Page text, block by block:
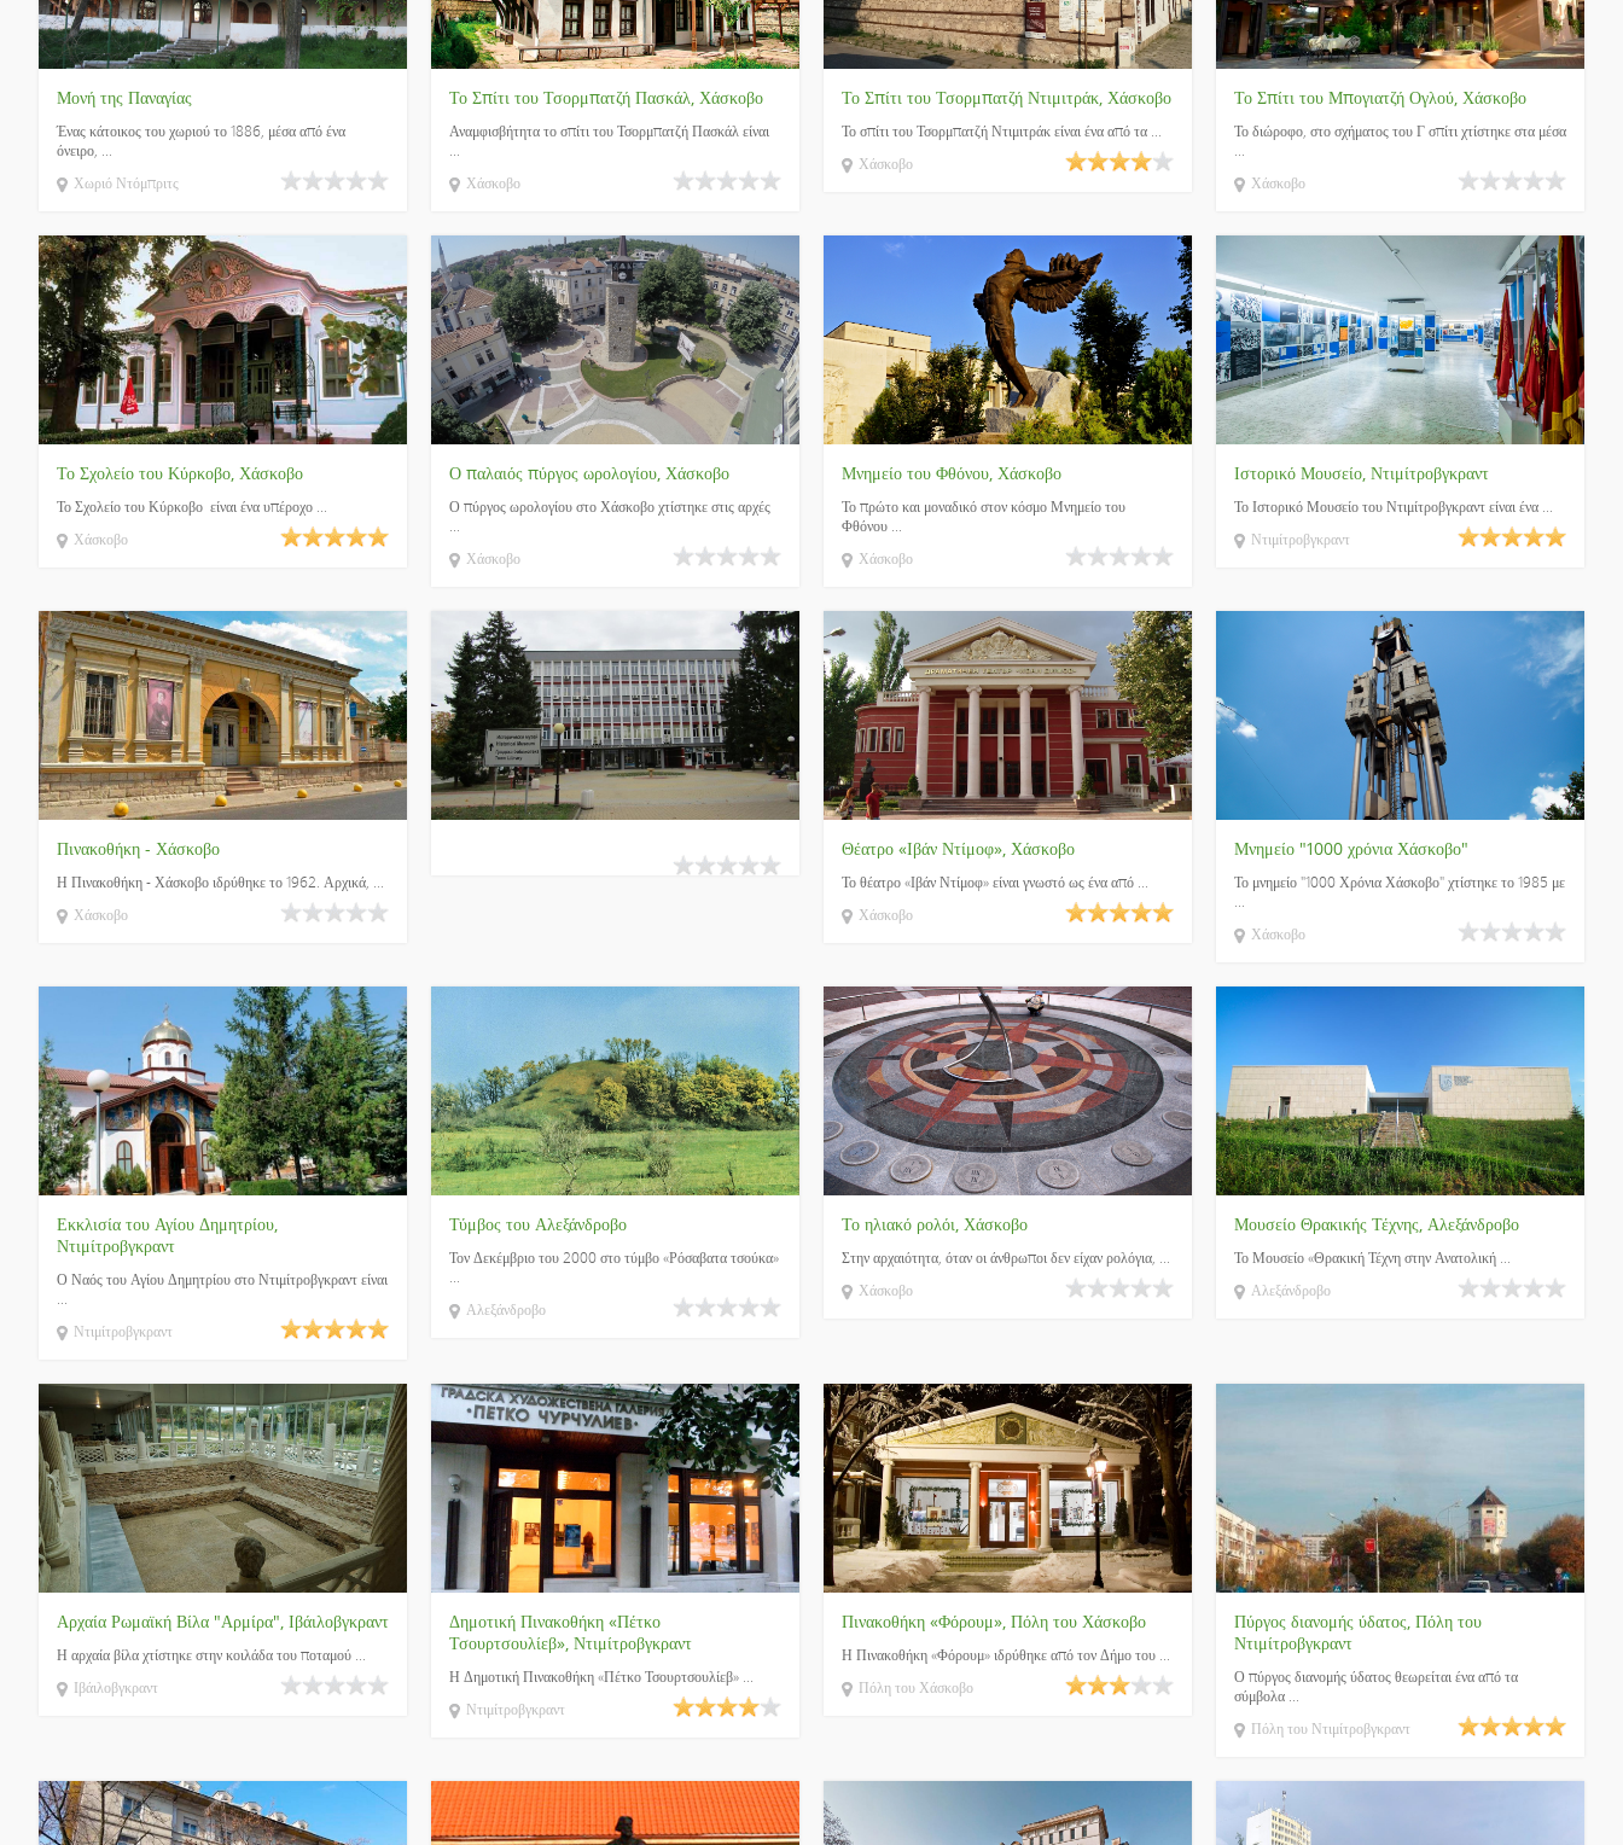
Μονή της Παναγίας
Ένας κάτοικος του χωριού το 1886, μέσα από ένα
όνειρο, ...
Χωριό Ντόμπριτς
Το Σπίτι του Τσορμπατζή Πασκάλ, Χάσκοβο
Αναμφισβήτητα το σπίτι του Τσορμπατζή Πασκάλ είναι
...
Χάσκοβο
Το Σπίτι του Τσορμπατζή Ντιμιτράκ, Χάσκοβο
Το σπίτι του Τσορμπατζή Ντιμιτράκ είναι ένα από τα ...
Χάσκοβο
Το Σπίτι του Μπογιατζή Ογλού, Χάσκοβο
Το διώροφο, στο σχήματος του Γ σπίτι χτίστηκε στα μέσα
...
Χάσκοβο
Το Σχολείο του Κύρκοβο, Χάσκοβο
Το Σχολείο του Κύρκοβο είναι ένα υπέροχο ...
Χάσκοβο
Ο παλαιός πύργος ωρολογίου, Χάσκοβο
Ο πύργος ωρολογίου στο Χάσκοβο χτίστηκε στις αρχές
...
Χάσκοβο
Μνημείο του Φθόνου, Χάσκοβο
Το πρώτο και μοναδικό στον κόσμο Μνημείο του
Φθόνου ...
Χάσκοβο
Ιστορικό Μουσείο, Ντιμίτροβγκραντ
Το Ιστορικό Μουσείο του Ντιμίτροβγκραντ είναι ένα ...
Ντιμίτροβγκραντ
Πινακοθήκη - Χάσκοβο
Η Πινακοθήκη - Χάσκοβο ιδρύθηκε το 1962. Αρχικά, ...
Χάσκοβο
Θέατρο «Ιβάν Ντίμοφ», Χάσκοβο
Το θέατρο «Ιβάν Ντίμοφ» είναι γνωστό ως ένα από ...
Χάσκοβο
Μνημείο "1000 χρόνια Χάσκοβο"
Το μνημείο "1000 Χρόνια Χάσκοβο" χτίστηκε το 1985 με
...
Χάσκοβο
Εκκλισία του Αγίου Δημητρίου,
Ντιμίτροβγκραντ
Ο Ναός του Αγίου Δημητρίου στο Ντιμίτροβγκραντ είναι
...
Ντιμίτροβγκραντ
Τύμβος του Αλεξάνδροβο
Τον Δεκέμβριο του 2000 στο τύμβο «Ρόσαβατα τσούκα»
...
Αλεξάνδροβο
Το ηλιακό ρολόι, Χάσκοβο
Στην αρχαιότητα, όταν οι άνθρωποι δεν είχαν ρολόγια, ...
Χάσκοβο
Μουσείο Θρακικής Τέχνης, Αλεξάνδροβο
Το Μουσείο «Θρακική Τέχνη στην Ανατολική ...
Αλεξάνδροβο
Αρχαία Ρωμαϊκή Βίλα "Αρμίρα", Ιβάιλοβγκραντ
Η αρχαία βίλα χτίστηκε στην κοιλάδα του ποταμού ...
Ιβάιλοβγκραντ
Δημοτική Πινακοθήκη «Πέτκο
Τσουρτσουλίεβ», Ντιμίτροβγκραντ
Η Δημοτική Πινακοθήκη «Πέτκο Τσουρτσουλίεβ» ...
Ντιμίτροβγκραντ
Πινακοθήκη «Φόρουμ», Πόλη του Χάσκοβο
Η Πινακοθήκη «Φόρουμ» ιδρύθηκε από τον Δήμο του ...
Πόλη του Χάσκοβο
Πύργος διανομής ύδατος, Πόλη του
Ντιμίτροβγκραντ
Ο πύργος διανομής ύδατος θεωρείται ένα από τα
σύμβολα ...
Πόλη του Ντιμίτροβγκραντ